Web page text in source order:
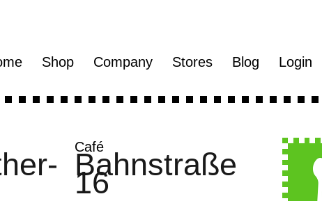
Shop Company Stores Blog Login
Café
Bahnstraße
16